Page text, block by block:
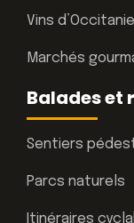
Vins d’Occitanie
Marchés
Balades et
Sentiers
Parcs naturels
Itinéraires